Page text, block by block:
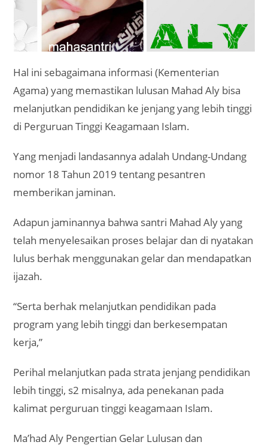
Hal ini sebagaimana informasi (Kementerian
Agama) yang memastikan lulusan Mahad Aly bisa
melanjutkan pendidikan ke jenjang yang lebih tinggi
di Perguruan Tinggi Keagamaan Islam.
Yang menjadi landasannya adalah Undang-Undang
nomor 18 Tahun 2019 tentang pesantren
memberikan jaminan.
Adapun jaminannya bahwa santri Mahad Aly yang
telah menyelesaikan proses belajar dan di nyatakan
lulus berhak menggunakan gelar dan mendapatkan
ijazah.
“Serta berhak melanjutkan pendidikan pada
program yang lebih tinggi dan berkesempatan
kerja,”
Perihal melanjutkan pada strata jenjang pendidikan
lebih tinggi, s2 misalnya, ada penekanan pada
kalimat perguruan tinggi keagamaan Islam.
Ma’had Aly Pengertian Gelar Lulusan dan